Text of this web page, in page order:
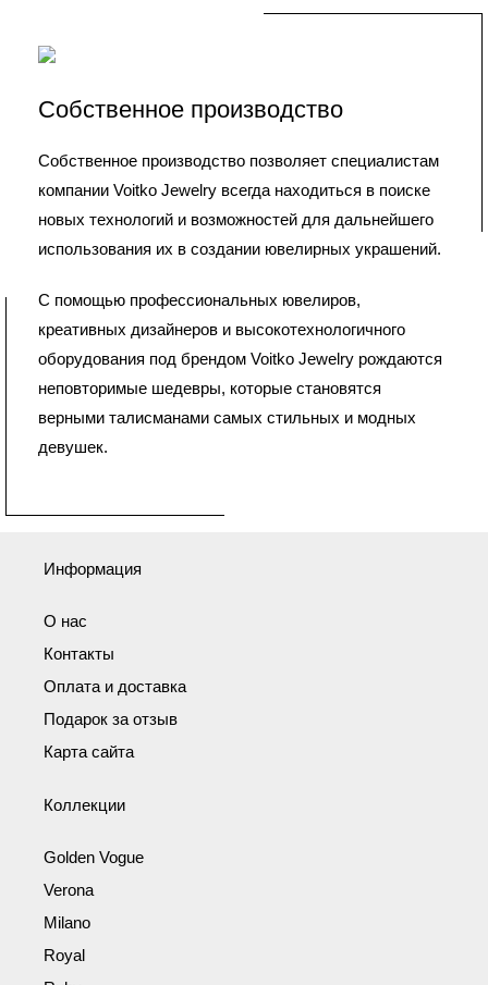
Собственное производство
Собственное производство позволяет специалистам
компании Voitko Jewelry всегда находиться в поиске
новых технологий и возможностей для дальнейшего
использования их в создании ювелирных украшений.
С помощью профессиональных ювелиров,
креативных дизайнеров и высокотехнологичного
оборудования под брендом Voitko Jewelry рождаются
неповторимые шедевры, которые становятся
верными талисманами самых стильных и модных
девушек.
Информация
О нас
Контакты
Оплата и доставка
Подарок за отзыв
Карта сайта
Коллекции
Golden Vogue
Verona
Milano
Royal